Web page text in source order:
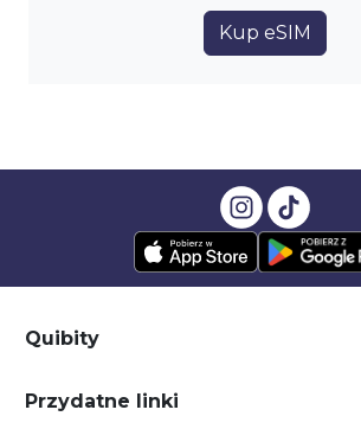
Kup eSIM
Quibity
Przydatne linki